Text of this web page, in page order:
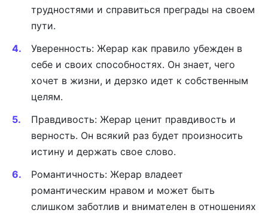
трудностями и справиться преграды на своем
пути.
Уверенность: Жерар как правило убежден в
себе и своих способностях. Он знает, чего
хочет в жизни, и дерзко идет к собственным
целям.
Правдивость: Жерар ценит правдивость и
верность. Он всякий раз будет произносить
истину и держать свое слово.
Романтичность: Жерар владеет
романтическим нравом и может быть
слишком заботлив и внимателен в отношениях